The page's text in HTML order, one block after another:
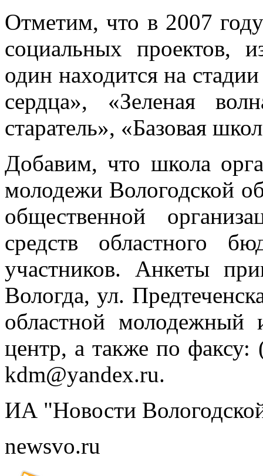
Отметим, что в 2007
социальных проектов,
один находится на
сердца», «Зеленая
старатель», «Базовая
Добавим, что школа
молодежи Вологодской
общественной
средств областного
участников. Анкеты
Вологда, ул.
областной молодежный
центр, а также по
kdm@yandex.ru.
ИА "Новости
newsvo.ru